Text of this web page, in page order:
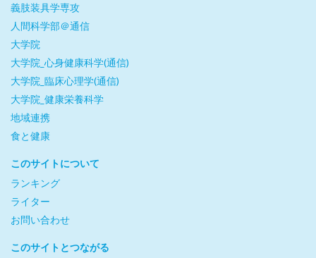
義肢装具学専攻
人間科学部＠通信
大学院
大学院_心身健康科学(通信)
大学院_臨床心理学(通信)
大学院_健康栄養科学
地域連携
食と健康
このサイトについて
ランキング
ライター
お問い合わせ
このサイトとつながる